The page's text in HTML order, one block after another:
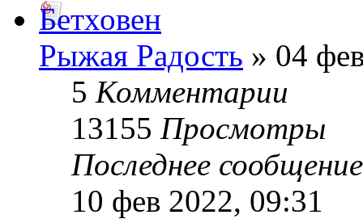
Бетховен
Рыжая Радость » 04
5 Комментарии
13155 Просмотры
Последнее
10 фев 2022, 09:31